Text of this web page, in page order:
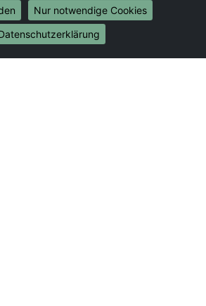
nach Münster
Umzüge
nach Brasilien
Nur notwendige Cookies